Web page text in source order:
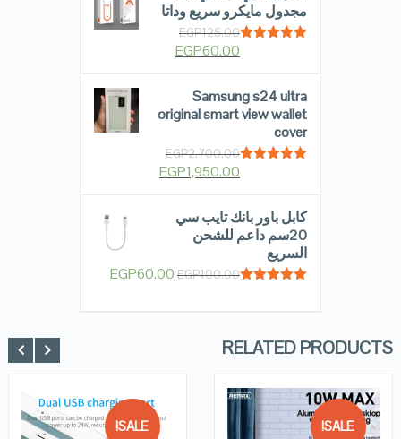
مجدول مايكرو سريع وداتا
EGP125.00
EGP60.00
Samsung s24 ultra
original smart view wallet
cover
EGP2,700.00
EGP1,950.00
كابل باور بانك تايب سي
20سم داعم للشحن
السريع
EGP100.00
EGP60.00
RELATED PRODUCTS
SALE!
SALE!